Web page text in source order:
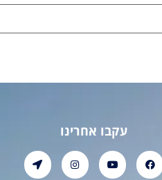
עקבו אחרינו